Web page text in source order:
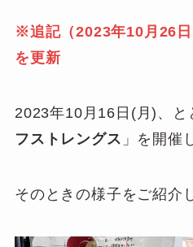
※追記（2023年10月26
を更新
2023年10月16日(月)、と
フストレングス 」を開催
そのときの様子をご紹介